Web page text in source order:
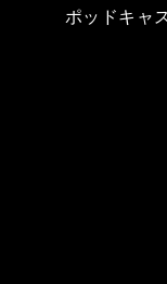
ポッドキャ